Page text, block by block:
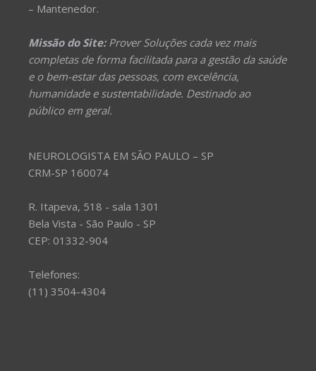
– Mantenedor.
Missão do Site:Prover Soluções cada vez mais
completas de forma facilitada para a gestão da saúde
e o bem-estar das pessoas, com excelência,
humanidade e sustentabilidade. Destinado ao
público em geral.
NEUROLOGISTA EM SÃO PAULO – SP
CRM-SP 160074
R. Itapeva, 518 - sala 1301
Bela Vista - São Paulo - SP
CEP: 01332-904
Telefones:
(11) 3504-4304